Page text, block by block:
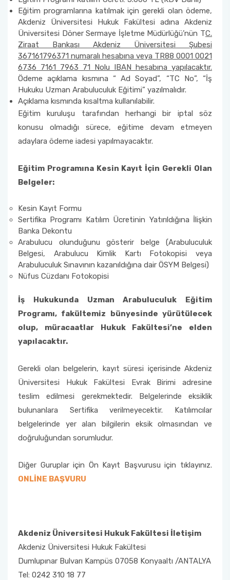
Eğitim programlarına katılmak için gerekli olan ödeme,
Akdeniz Üniversitesi Hukuk Fakültesi adına Akdeniz
Üniversitesi Döner Sermaye İşletme Müdürlüğü’nün TC.
Ziraat Bankası Akdeniz Üniversitesi Şubesi
367161796371 numaralı hesabına veya TR88 0001 0021
6736 7161 7963 71 Nolu IBAN hesabına yapılacaktır.
Ödeme açıklama kısmına “ Ad Soyad”, “TC No”, “İş
Hukuku Uzman Arabuluculuk Eğitimi” yazılmalıdır.
Açıklama kısmında kısaltma kullanılabilir.
Eğitim kuruluşu tarafından herhangi bir iptal söz
konusu olmadığı sürece, eğitime devam etmeyen
adaylara ödeme iadesi yapılmayacaktır.
Eğitim Programına Kesin Kayıt İçin Gerekli Olan
Belgeler:
Kesin Kayıt Formu
Sertifika Programı Katılım Ücretinin Yatırıldığına İlişkin
Banka Dekontu
Arabulucu olunduğunu gösterir belge (Arabuluculuk
Belgesi, Arabulucu Kimlik Kartı Fotokopisi veya
Arabuluculuk Sınavının kazanıldığına dair ÖSYM Belgesi)
Nüfus Cüzdanı Fotokopisi
İş Hukukunda Uzman Arabuluculuk Eğitim
Programı, fakültemiz bünyesinde yürütülecek
olup, müracaatlar Hukuk Fakültesi’ne elden
yapılacaktır.
Gerekli olan belgelerin, kayıt süresi içerisinde Akdeniz
Üniversitesi Hukuk Fakültesi Evrak Birimi adresine
teslim edilmesi gerekmektedir. Belgelerinde eksiklik
bulunanlara Sertifika verilmeyecektir. Katılımcılar
belgelerinde yer alan bilgilerin eksik olmasından ve
doğruluğundan sorumludur.
Diğer Guruplar için Ön Kayıt Başvurusu için tıklayınız.
ONLİNE BAŞVURU
Akdeniz Üniversitesi Hukuk Fakültesi İletişim
Akdeniz Üniversitesi Hukuk Fakültesi
Dumlupınar Bulvarı Kampüs 07058 Konyaaltı /ANTALYA
Tel: 0242 310 18 77